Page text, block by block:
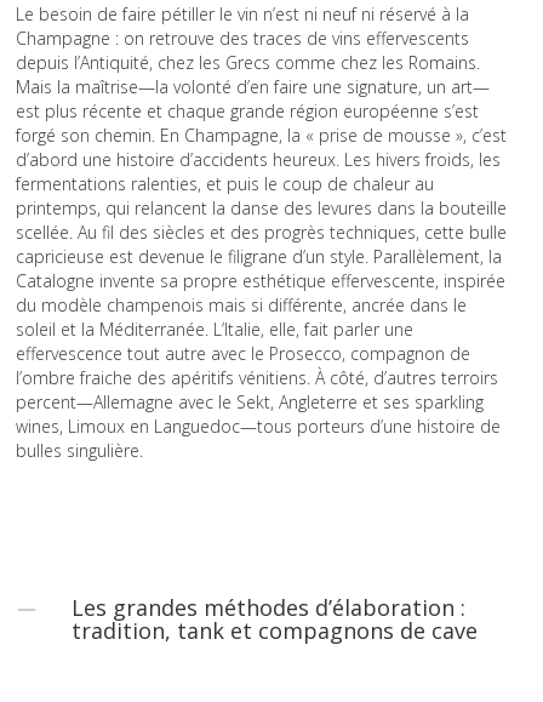
Le besoin de faire pétiller le vin n’est ni neuf ni réservé à la
Champagne : on retrouve des traces de vins effervescents
depuis l’Antiquité, chez les Grecs comme chez les Romains.
Mais la maîtrise—la volonté d’en faire une signature, un art—
est plus récente et chaque grande région européenne s’est
forgé son chemin. En Champagne, la « prise de mousse », c’est
d’abord une histoire d’accidents heureux. Les hivers froids, les
fermentations ralenties, et puis le coup de chaleur au
printemps, qui relancent la danse des levures dans la bouteille
scellée. Au fil des siècles et des progrès techniques, cette bulle
capricieuse est devenue le filigrane d’un style. Parallèlement, la
Catalogne invente sa propre esthétique effervescente, inspirée
du modèle champenois mais si différente, ancrée dans le
soleil et la Méditerranée. L’Italie, elle, fait parler une
effervescence tout autre avec le Prosecco, compagnon de
l’ombre fraiche des apéritifs vénitiens. À côté, d’autres terroirs
percent—Allemagne avec le Sekt, Angleterre et ses sparkling
wines, Limoux en Languedoc—tous porteurs d’une histoire de
bulles singulière.
Les grandes méthodes d’élaboration :
tradition, tank et compagnons de cave